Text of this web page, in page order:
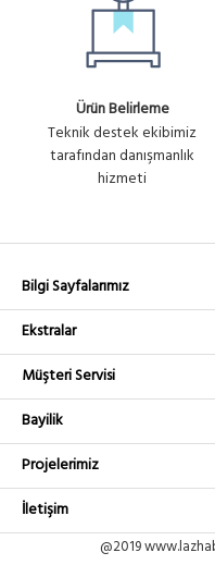
Ürün Belirleme
Teknik destek ekibimiz
tarafından danışmanlık
hizmeti
Bilgi Sayfalarımız
Ekstralar
Müşteri Servisi
Bayilik
Projelerimiz
İletişim
@2019